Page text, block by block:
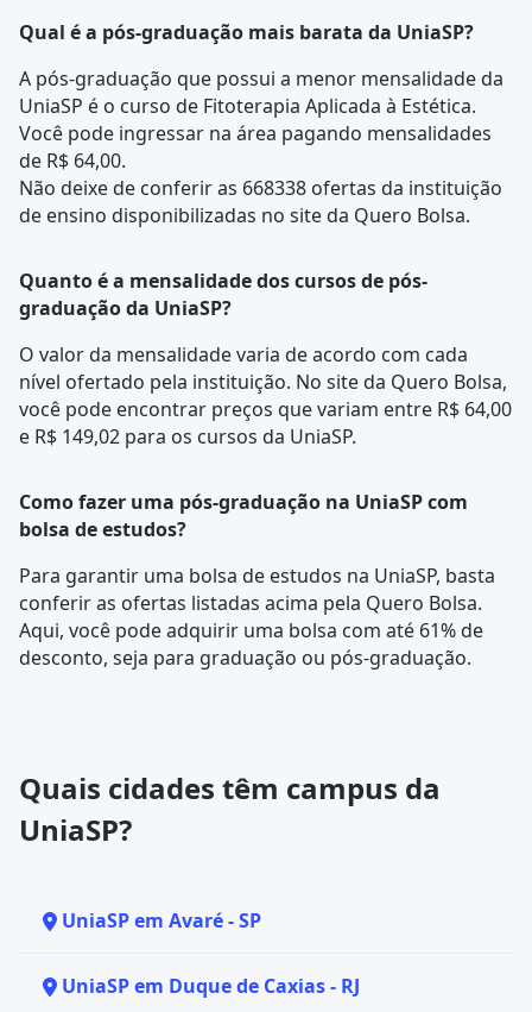
Qual é a pós-graduação mais barata da UniaSP?
A pós-graduação que possui a menor mensalidade da
UniaSP é o curso de Fitoterapia Aplicada à Estética.
Você pode ingressar na área pagando mensalidades
de R$ 64,00.
Não deixe de conferir as 668338 ofertas da instituição
de ensino disponibilizadas no site da Quero Bolsa.
Quanto é a mensalidade dos cursos de pós-
graduação da UniaSP?
O valor da mensalidade varia de acordo com cada
nível ofertado pela instituição. No site da Quero Bolsa,
você pode encontrar preços que variam entre R$ 64,00
e R$ 149,02 para os cursos da UniaSP.
Como fazer uma pós-graduação na UniaSP com
bolsa de estudos?
Para garantir uma bolsa de estudos na UniaSP, basta
conferir as ofertas listadas acima pela Quero Bolsa.
Aqui, você pode adquirir uma bolsa com até 61% de
desconto, seja para graduação ou pós-graduação.
Quais cidades têm campus da
UniaSP?
UniaSP em Avaré - SP
UniaSP em Duque de Caxias - RJ